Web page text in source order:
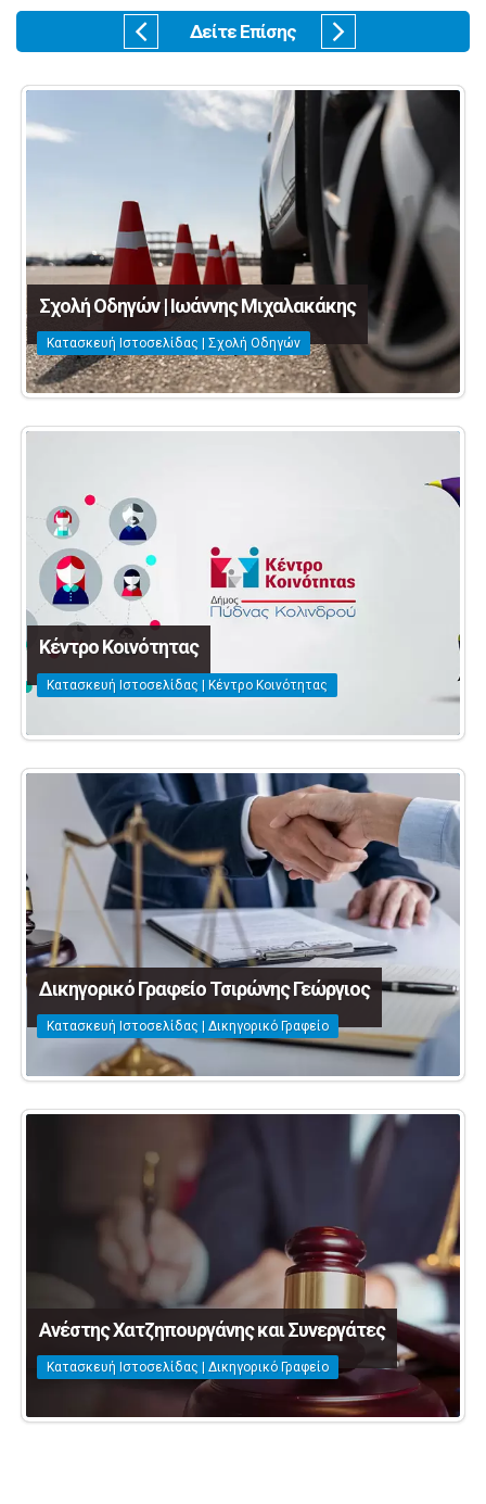
Δείτε Επίσης
Σχολή Οδηγών | Ιωάννης Μιχαλακάκης
Κατασκευή Ιστοσελίδας | Σχολή Οδηγών
Κέντρο Κοινότητας
Κατασκευή Ιστοσελίδας | Κέντρο Κοινότητας
Δικηγορικό Γραφείο Τσιρώνης Γεώργιος
Κατασκευή Ιστοσελίδας | Δικηγορικό Γραφείο
Ανέστης Χατζηπουργάνης και Συνεργάτες
Κατασκευή Ιστοσελίδας | Δικηγορικό Γραφείο